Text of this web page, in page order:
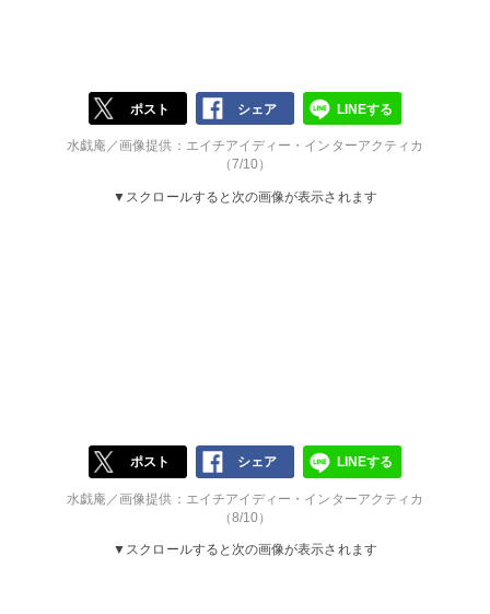
ポスト シェア LINEする
水戯庵／画像提供：エイチアイディー・インターアクティカ
（7/10）
▼スクロールすると次の画像が表示されます
ポスト シェア LINEする
水戯庵／画像提供：エイチアイディー・インターアクティカ
（8/10）
▼スクロールすると次の画像が表示されます